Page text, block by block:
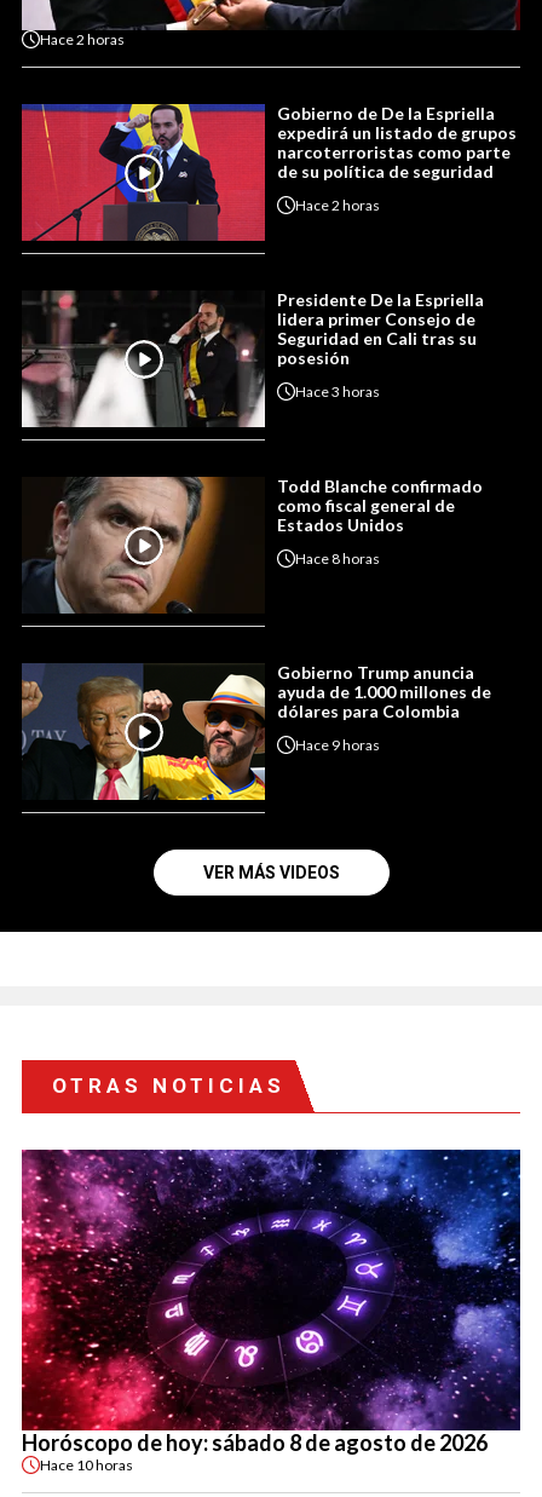
Hace2 horas
Gobierno de De la Espriella
expedirá un listado de grupos
narcoterroristas como parte
de su política de seguridad
Hace2 horas
Presidente De la Espriella
lidera primer Consejo de
Seguridad en Cali tras su
posesión
Hace3 horas
Todd Blanche confirmado
como fiscal general de
Estados Unidos
Hace8 horas
Gobierno Trump anuncia
ayuda de 1.000 millones de
dólares para Colombia
Hace 9 horas
VER MÁS VIDEOS
OTRAS NOTICIAS
Horóscopo de hoy: sábado 8 de agosto de 2026
Hace 10 horas